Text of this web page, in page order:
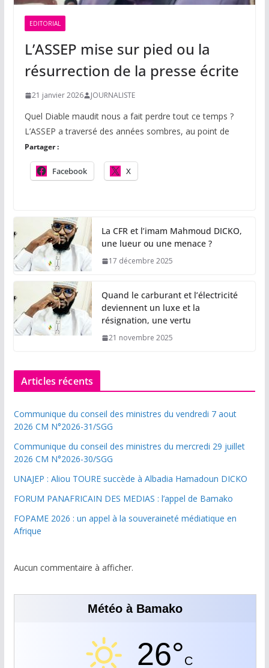
EDITORIAL
L’ASSEP mise sur pied ou la
résurrection de la presse écrite
21 janvier 2026 JOURNALISTE
Quel Diable maudit nous a fait perdre tout ce temps ?
L’ASSEP a traversé des années sombres, au point de
Partager :
Facebook X
La CFR et l’imam Mahmoud DICKO,
une lueur ou une menace ?
17 décembre 2025
Quand le carburant et l’électricité
deviennent un luxe et la
résignation, une vertu
21 novembre 2025
Articles récents
Communique du conseil des ministres du vendredi 7 aout
2026 CM N°2026-31/SGG
Communique du conseil des ministres du mercredi 29 juillet
2026 CM N°2026-30/SGG
UNAJEP : Aliou TOURE succède à Albadia Hamadoun DICKO
FORUM PANAFRICAIN DES MEDIAS : l’appel de Bamako
FOPAME 2026 : un appel à la souveraineté médiatique en
Afrique
Aucun commentaire à afficher.
Météo à Bamako
26°C